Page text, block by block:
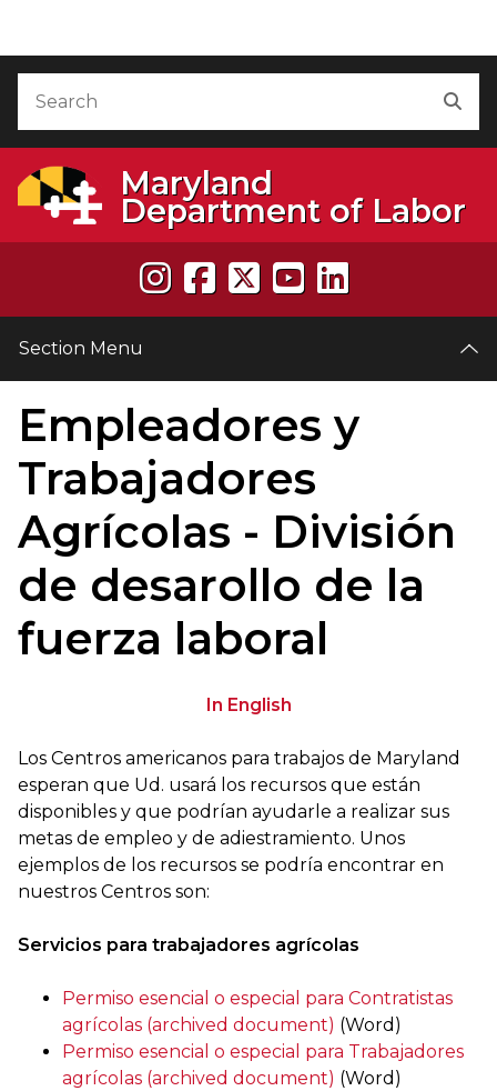
Maryland
Department of Labor
Section Menu
Empleadores y
Trabajadores
Agrícolas - División
de desarollo de la
fuerza laboral
In English
Los Centros americanos para trabajos de Maryland
esperan que Ud. usará los recursos que están
disponibles y que podrían ayudarle a realizar sus
metas de empleo y de adiestramiento. Unos
ejemplos de los recursos se podría encontrar en
nuestros Centros son:
Servicios para trabajadores agrícolas
Permiso esencial o especial para Contratistas
agrícolas (archived document) (Word)
Permiso esencial o especial para Trabajadores
agrícolas (archived document) (Word)